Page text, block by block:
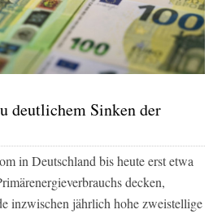
deutlichem Sinken der
in Deutschland bis heute erst etwa
decken,
inzwischen jährlich hohe zweistellige